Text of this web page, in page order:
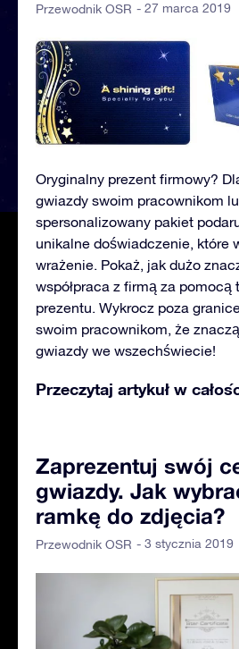
Przewodnik OSR - 27 marca 2019
Oryginalny prezent firmowy?
gwiazdy swoim pracownikom
spersonalizowany pakiet
unikalne doświadczenie, które
wrażenie. Pokaż, jak dużo
współpraca z firmą za
prezentu. Wykrocz poza
swoim pracownikom, że
gwiazdy we wszechświecie!
Przeczytaj artykuł w
Zaprezentuj swój
gwiazdy. Jak
ramkę do zdjęcia?
Przewodnik OSR - 3 stycznia 2019